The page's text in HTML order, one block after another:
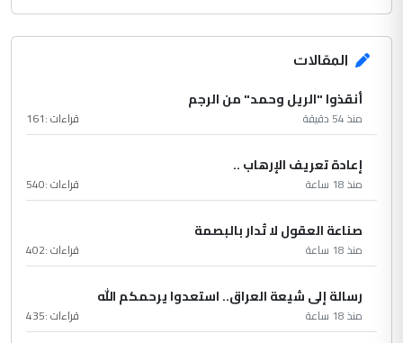
المقالات
أنقذوا "الريل وحمد" من الرجم
منذ 54 دقيقة قراءات :161
إعادة تعريف الإرهاب ..
منذ 18 ساعة قراءات :540
صناعة العقول لا تُدار بالبصمة
منذ 18 ساعة قراءات :402
رسالة إلى شيعة العراق.. استعدوا يرحمكم الله
منذ 18 ساعة قراءات :435